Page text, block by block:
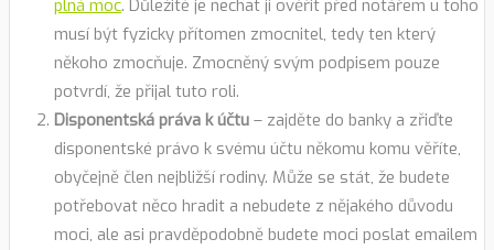
plná moc. Důležité je nechat ji ověřit před notářem u toho
musí být fyzicky přítomen zmocnitel, tedy ten který
někoho zmocňuje. Zmocněný svým podpisem pouze
potvrdí, že přijal tuto roli.
Disponentská práva k účtu – zajděte do banky a zřiďte
disponentské právo k svému účtu někomu komu věříte,
obyčejně člen nejbližší rodiny. Může se stát, že budete
potřebovat něco hradit a nebudete z nějakého důvodu
moci, ale asi pravděpodobně budete moci poslat emailem